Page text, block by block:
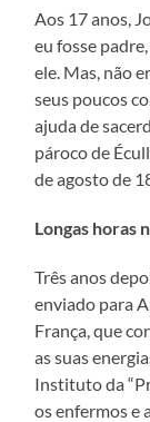
Aos 17 anos,
eu fosse
ele. Mas, não
seus poucos
ajuda de
pároco de
de agosto de
Longas horas
Três anos
enviado para
França, que
as suas
Instituto da
os enfermos e